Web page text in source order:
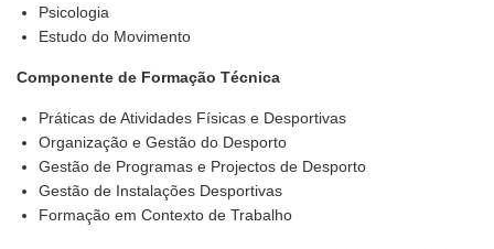
Psicologia
Estudo do Movimento
Componente de Formação Técnica
Práticas de Atividades Físicas e Desportivas
Organização e Gestão do Desporto
Gestão de Programas e Projectos de Desporto
Gestão de Instalações Desportivas
Formação em Contexto de Trabalho